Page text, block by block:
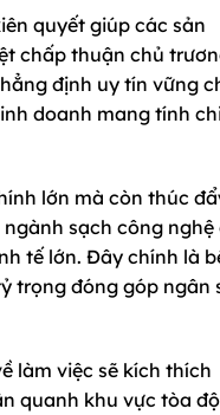
quyết giúp các sản
chấp thuận chủ
định uy tín vững
doanh mang tính
lớn mà còn thúc
sạch công nghệ
tế lớn. Đây chính là
trọng đóng góp ngân
làm việc sẽ kích thích
quanh khu vực tòa độ